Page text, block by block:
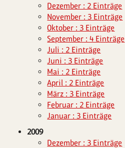
Dezember : 2 Einträge
November : 3 Einträge
Oktober : 3 Einträge
September : 4 Einträge
Juli : 2 Einträge
Juni : 3 Einträge
Mai : 2 Einträge
April : 2 Einträge
März : 3 Einträge
Februar : 2 Einträge
Januar : 3 Einträge
2009
Dezember : 3 Einträge